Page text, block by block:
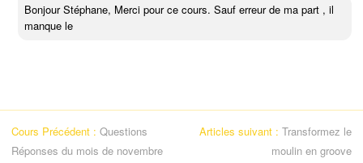
Bonjour Stéphane, Merci pour ce cours. Sauf erreur de ma part , il
manque le
Cours Précédent : Questions
Réponses du mois de novembre
Articles suivant : Transformez le
moulin en groove